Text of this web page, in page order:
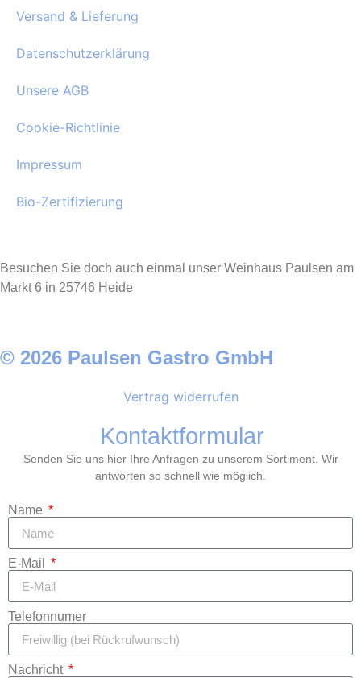
Versand & Lieferung
Datenschutzerklärung
Unsere AGB
Cookie-Richtlinie
Impressum
Bio-Zertifizierung
Besuchen Sie doch auch einmal unser Weinhaus Paulsen am
Markt 6 in 25746 Heide
© 2026 Paulsen Gastro GmbH
Vertrag widerrufen
Kontaktformular
Senden Sie uns hier Ihre Anfragen zu unserem Sortiment. Wir
antworten so schnell wie möglich.
Name
E-Mail
Telefonnumer
Nachricht